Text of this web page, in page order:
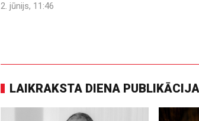
2. jūnijs, 11:46
LAIKRAKSTA DIENA